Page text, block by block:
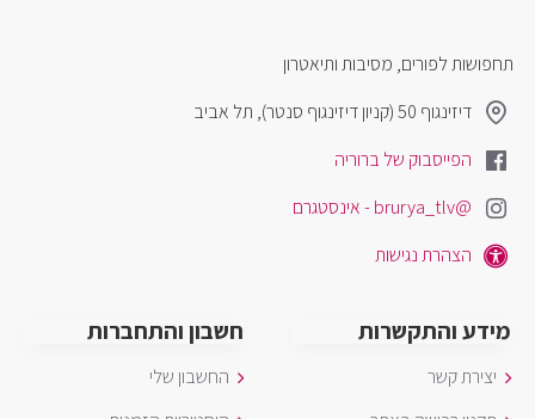
תחפושות לפורים, מסיבות ותיאטרון
דיזינגוף 50 (קניון דיזינגוף סנטר), תל אביב
הפייסבוק של ברוריה
@brurya_tlv - אינסטגרם
הצהרת נגישות
מידע והתקשרות
יצירת קשר
חשבון והתחברות
החשבון שלי